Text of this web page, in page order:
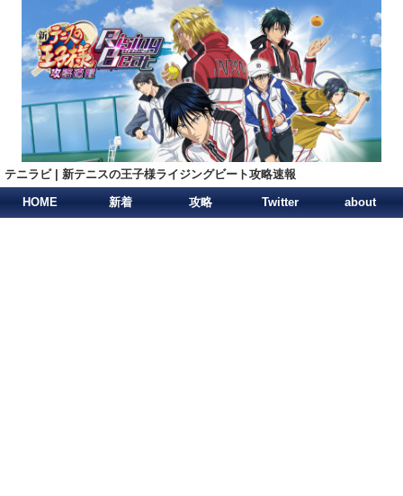
テニラビ | 新テニスの王子様ライジングビート攻略速報
HOME 新着 攻略 Twitter about